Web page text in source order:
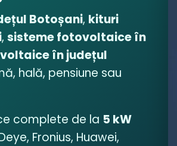
Botoșani, kituri
, sisteme fotovoltaice în
în județul
hală, pensiune sau
complete de la 5 kW
Fronius, Huawei,